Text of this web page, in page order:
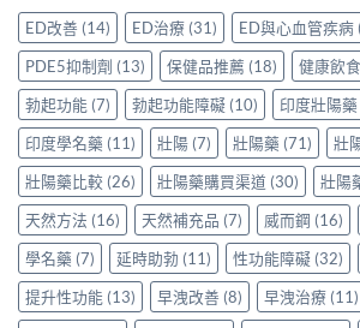
意
事
項〉
中
家
真
實
使
用
心
得〉
中
羅
紅
鑽〉
中
心？
香
港
用
家
親
身
分
享
正
貨
渠
道
與
選
評
價：
香
港
用
家
親
身
服
用
Levitra
的
真
實
分
享〉
ED改善 (14) ED治療 (31) ED與心血管疾病
PDE5抑制劑 (13) 保健品推薦 (18) 健康飲食
勃起功能 (7) 勃起功能障礙 (10) 印度壯陽藥
印度學名藥 (11) 壯陽 (7) 壯陽藥 (71) 壯
壯陽藥比較 (26) 壯陽藥購買渠道 (30) 壯陽
天然方法 (16) 天然補充品 (7) 威而鋼 (16)
學名藥 (7) 延時助勃 (11) 性功能障礙 (32)
提升性功能 (13) 早洩改善 (8) 早洩治療 (11)